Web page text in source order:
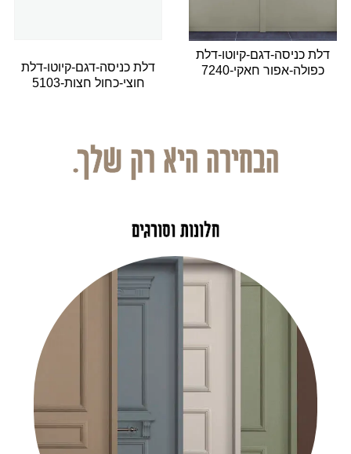
דלת כניסה-דגם-קיוטו-דלת
כפולה-אפור חאקי-7240
דלת כניסה-דגם-קיוטו-דלת
חוצי-כחול חצות-5103
הבחירה היא רק שלך.
חלונות וסורגים